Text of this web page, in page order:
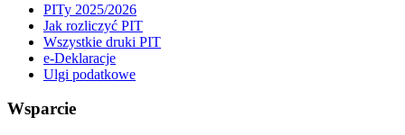
PITy 2025/2026
Jak rozliczyć PIT
Wszystkie druki PIT
e-Deklaracje
Ulgi podatkowe
Wsparcie